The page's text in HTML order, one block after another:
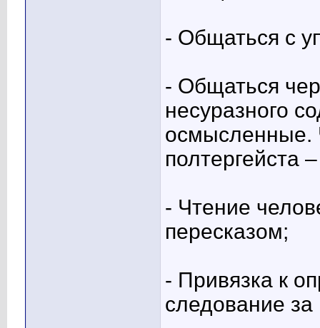
- Общаться с
- Общаться
несуразного
осмысленные.
полтергейста
- Чтение
пересказом;
- Привязка к
следование